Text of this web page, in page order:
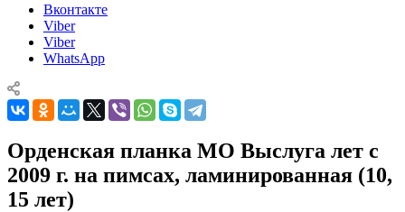
Вконтакте
Viber
Viber
WhatsApp
Орденская планка МО Выслуга лет с
2009 г. на пимсах, ламинированная (10,
15 лет)